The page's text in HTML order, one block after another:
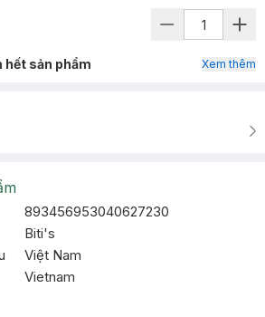
hết sản phẩm Xem thêm
893456953040627230
Biti's
Việt Nam
Vietnam